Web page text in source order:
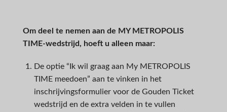
Om deel te nemen aan de MY METROPOLIS
TIME-wedstrijd, hoeft u alleen maar:
De optie “Ik wil graag aan My METROPOLIS
TIME meedoen” aan te vinken in het
inschrijvingsformulier voor de Gouden Ticket
wedstrijd en de extra velden in te vullen